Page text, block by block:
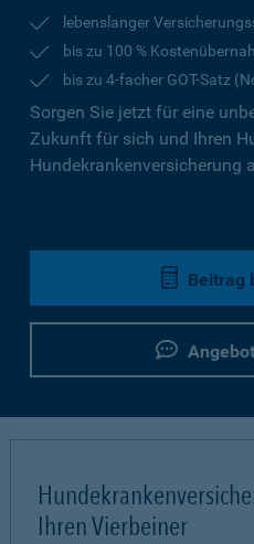
lebenslanger
bis zu 100 %
bis zu 4-facher GOT-Satz
Sorgen Sie jetzt für eine
Zukunft für sich und Ihren
Hundekrankenversicherung
Beitrag
Ihren Vierbeiner